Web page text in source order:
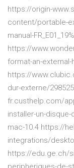
https://origin-
content/portable-
manual-
https://
format-an-external-
https://
dur-externe/
fr.custhelp.com/
installer-un-
mac-10.4 https://
integrations/
https://edu.ge.ch/